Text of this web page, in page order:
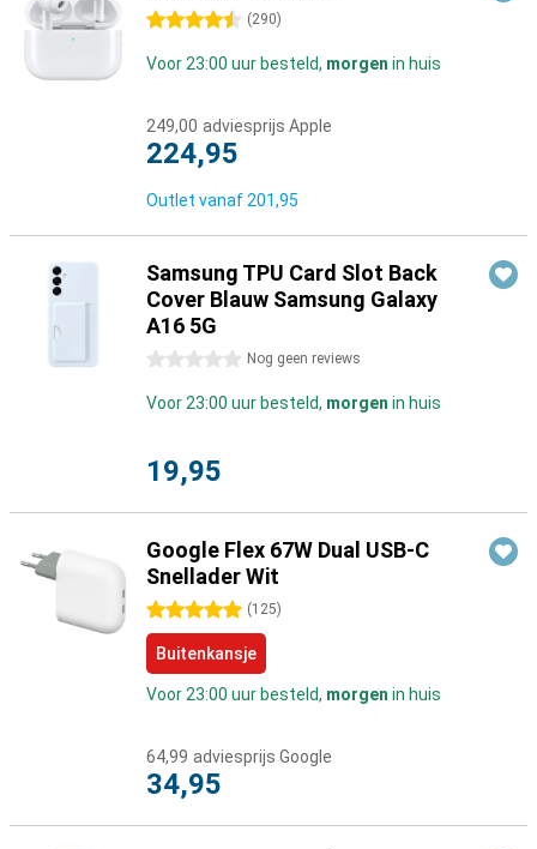
4.5 sterren (290)
Voor 23:00 uur besteld, morgen in huis
249,00 adviesprijs Apple
224,95
Outlet vanaf 201,95
Samsung TPU Card Slot Back
Cover Blauw Samsung Galaxy
A16 5G
0 sterren Nog geen reviews
Voor 23:00 uur besteld, morgen in huis
19,95
Google Flex 67W Dual USB-C
Snellader Wit
5 sterren (125)
Buitenkansje
Voor 23:00 uur besteld, morgen in huis
64,99 adviesprijs Google
34,95